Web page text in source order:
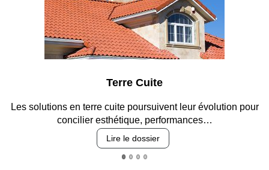
cuite poursuivent leur évolution pour
esthétique, performances…
Entre circulation,